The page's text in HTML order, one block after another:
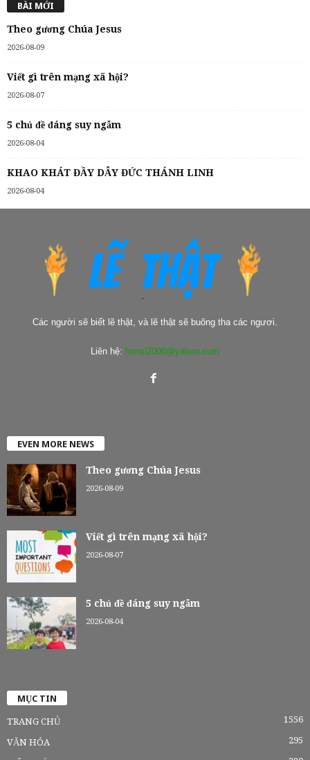
BÀI MỚI
Theo gương Chúa Jesus
2026-08-09
Viết gì trên mạng xã hội?
2026-08-07
5 chủ đề đáng suy ngẫm
2026-08-04
KHAO KHÁT ĐẦY DẪY ĐỨC THÁNH LINH
2026-08-04
Các người sẽ biết lẽ thật, và lẽ thật sẽ buông tha các ngươi.
Liên hệ: honvi2000@yahoo.com
EVEN MORE NEWS
Theo gương Chúa Jesus
2026-08-09
Viết gì trên mạng xã hội?
2026-08-07
5 chủ đề đáng suy ngẫm
2026-08-04
MỤC TIN
TRANG CHỦ 1556
VĂN HÓA 295